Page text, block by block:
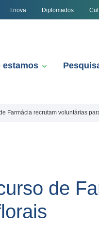
I.nova Diplomados
estamos
Farmácia recrutam voluntárias
de